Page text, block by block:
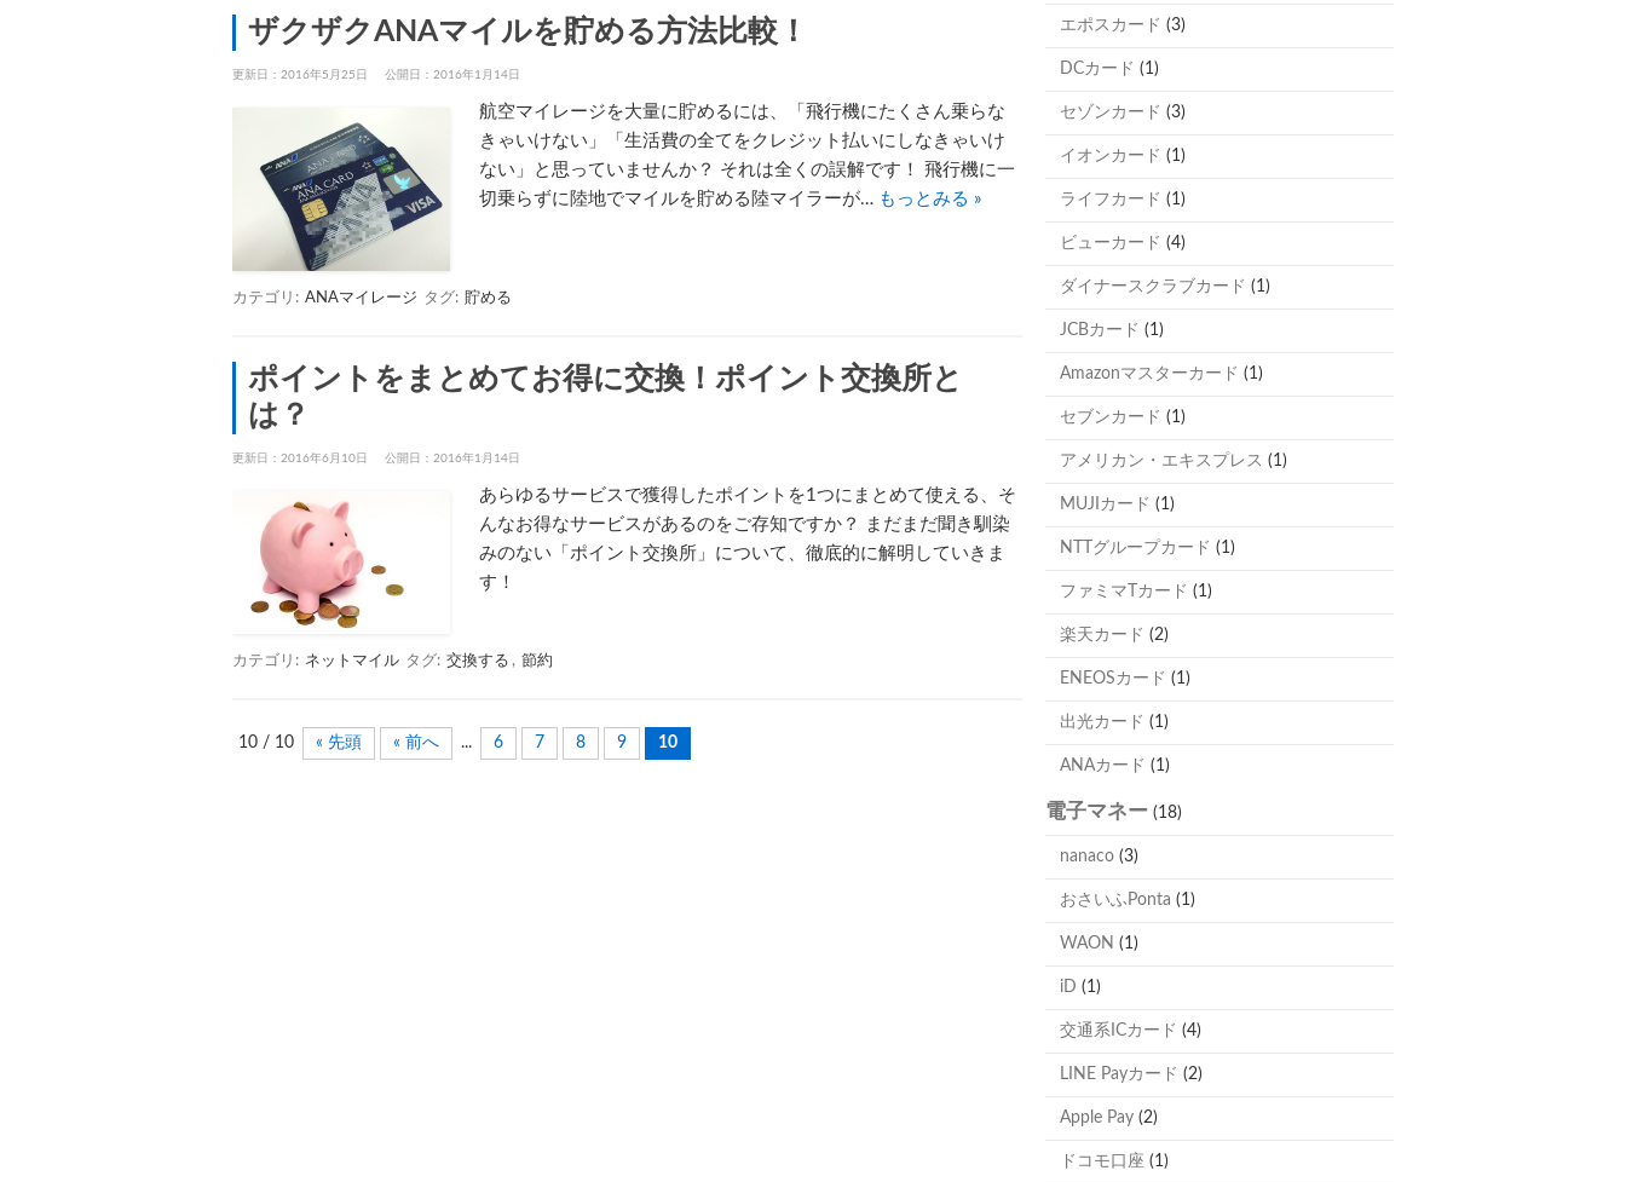
ザクザクANAマイルを貯める方法比較！
更新日：2016年5月25日 公開日：2016年1月14日
航空マイレージを大量に貯めるには、「飛行機にたくさん乗らな
きゃいけない」「生活費の全てをクレジット払いにしなきゃいけ
ない」と思っていませんか？ それは全くの誤解です！ 飛行機に一
切乗らずに陸地でマイルを貯める陸マイラーが… もっとみる »
カテゴリ: ANAマイレージ タグ: 貯める
ポイントをまとめてお得に交換！ポイント交換所と
は？
更新日：2016年6月10日 公開日：2016年1月14日
あらゆるサービスで獲得したポイントを1つにまとめて使える、そ
んなお得なサービスがあるのをご存知ですか？ まだまだ聞き馴染
みのない「ポイント交換所」について、徹底的に解明していきま
す！
カテゴリ: ネットマイル タグ: 交換する , 節約
10 / 10 « 先頭 « 前へ ... 6 7 8 9 10
エポスカード (3)
DCカード (1)
セゾンカード (3)
イオンカード (1)
ライフカード (1)
ビューカード (4)
ダイナースクラブカード (1)
JCBカード (1)
Amazonマスターカード (1)
セブンカード (1)
アメリカン・エキスプレス (1)
MUJIカード (1)
NTTグループカード (1)
ファミマTカード (1)
楽天カード (2)
ENEOSカード (1)
出光カード (1)
ANAカード (1)
電子マネー (18)
nanaco (3)
おさいふPonta (1)
WAON (1)
iD (1)
交通系ICカード (4)
LINE Payカード (2)
Apple Pay (2)
ドコモ口座 (1)